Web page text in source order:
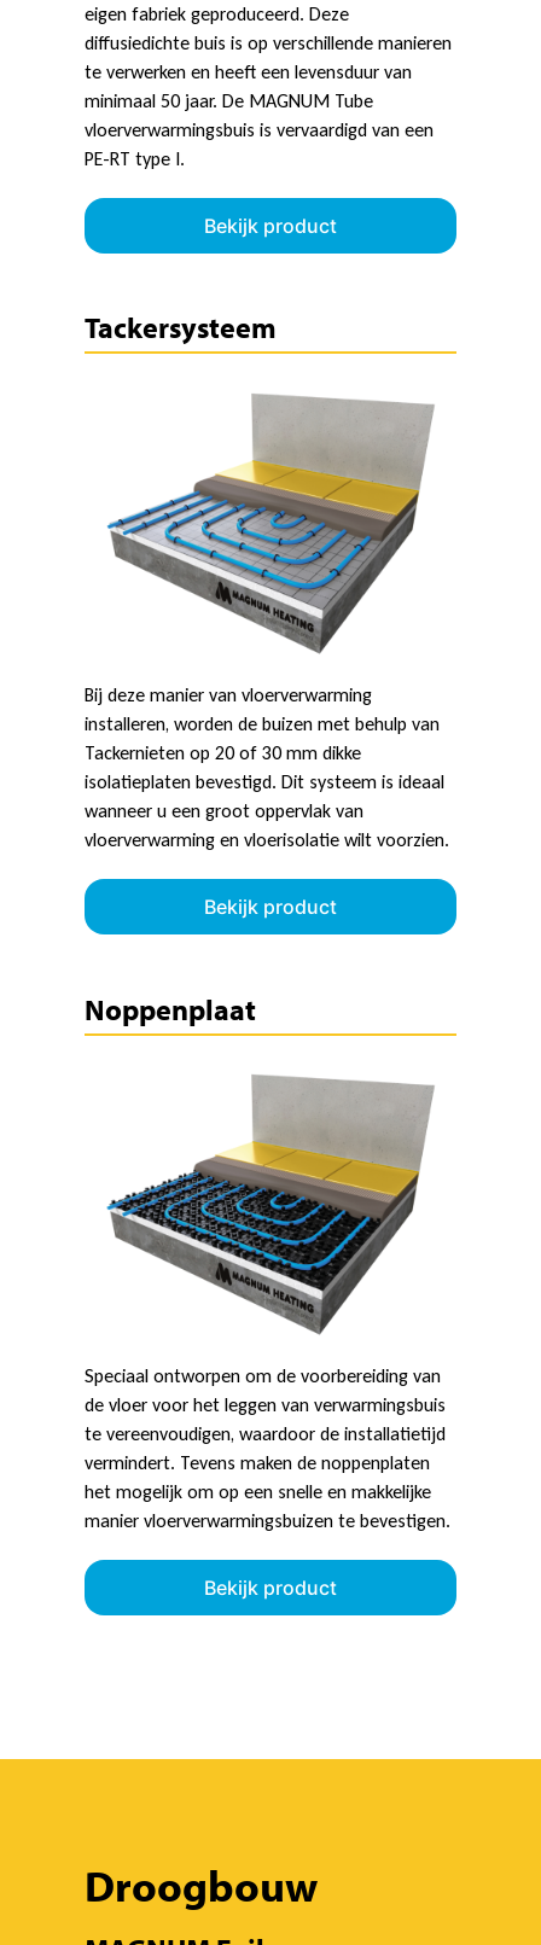
eigen fabriek geproduceerd. Deze
diffusiedichte buis is op verschillende manieren
te verwerken en heeft een levensduur van
minimaal 50 jaar. De MAGNUM Tube
vloerverwarmingsbuis is vervaardigd van een
PE-RT type I.
Bekijk product
Tackersysteem
Bij deze manier van vloerverwarming
installeren, worden de buizen met behulp van
Tackernieten op 20 of 30 mm dikke
isolatieplaten bevestigd. Dit systeem is ideaal
wanneer u een groot oppervlak van
vloerverwarming en vloerisolatie wilt voorzien.
Bekijk product
Noppenplaat
Speciaal ontworpen om de voorbereiding van
de vloer voor het leggen van verwarmingsbuis
te vereenvoudigen, waardoor de installatietijd
vermindert. Tevens maken de noppenplaten
het mogelijk om op een snelle en makkelijke
manier vloerverwarmingsbuizen te bevestigen.
Bekijk product
Droogbouw